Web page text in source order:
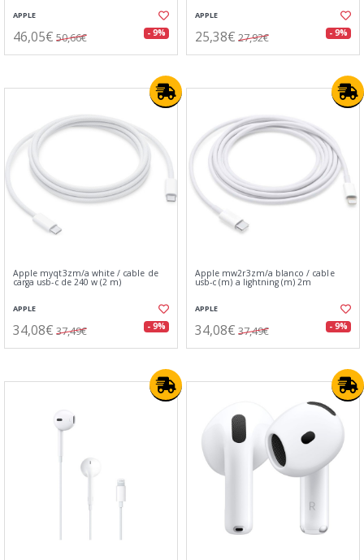
APPLE
46,05€ 50,66€ - 9%
APPLE
25,38€ 27,92€ - 9%
Apple myqt3zm/a white / cable de
carga usb‑c de 240 w (2 m)
APPLE
34,08€ 37,49€ - 9%
Apple mw2r3zm/a blanco / cable
usb-c (m) a lightning (m) 2m
APPLE
34,08€ 37,49€ - 9%